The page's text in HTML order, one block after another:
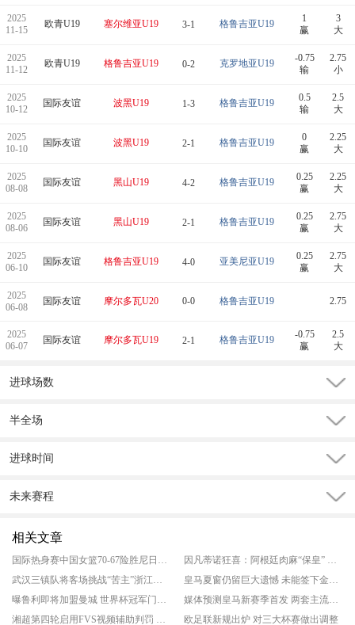
2025
11-15
欧青U19 塞尔维亚U19 3-1 格鲁吉亚U19
1
赢
3
大
2025
11-12
欧青U19 格鲁吉亚U19 0-2 克罗地亚U19
-0.75
输
2.75
小
2025
10-12
国际友谊 波黑U19 1-3 格鲁吉亚U19
0.5
输
2.5
大
2025
10-10
国际友谊 波黑U19 2-1 格鲁吉亚U19
0
赢
2.25
大
2025
08-08
国际友谊 黑山U19 4-2 格鲁吉亚U19
0.25
赢
2.25
大
2025
08-06
国际友谊 黑山U19 2-1 格鲁吉亚U19
0.25
赢
2.75
大
2025
06-10
国际友谊 格鲁吉亚U19 4-0 亚美尼亚U19
0.25
赢
2.75
大
2025
06-08
国际友谊 摩尔多瓦U20 0-0 格鲁吉亚U19 2.75
2025
06-07
国际友谊 摩尔多瓦U19 2-1 格鲁吉亚U19
-0.75
赢
2.5
大
进球场数
半全场
进球时间
未来赛程
相关文章
欧足联新规出炉 对三大杯赛做出调整